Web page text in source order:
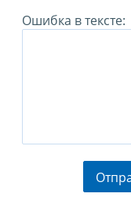
Ошибка в тексте: